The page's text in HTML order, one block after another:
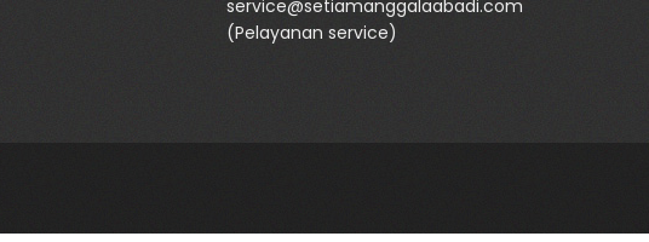
service@setiamanggalaabadi.com
(Pelayanan service)